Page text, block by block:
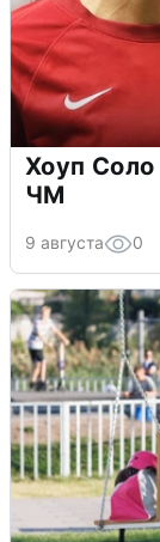
Хоуп
ЧМ
9 августа 0